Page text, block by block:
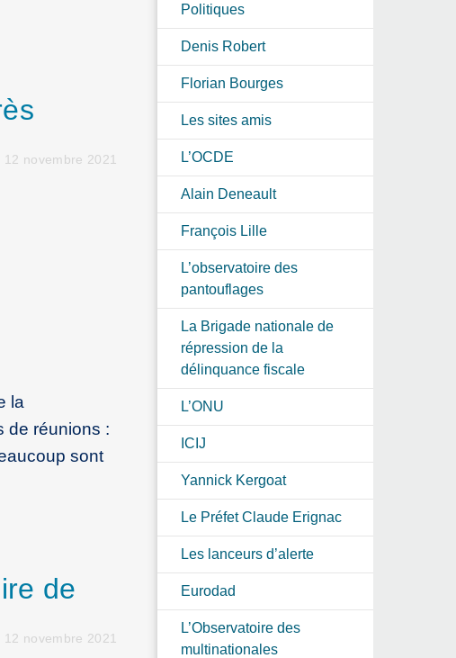
12 novembre 2021
la
de réunions :
sont
de
12 novembre 2021
Politiques
Denis Robert
Florian Bourges
Les sites amis
L’OCDE
Alain Deneault
François Lille
L’observatoire des
pantouflages
La Brigade nationale de
répression de la
délinquance fiscale
L’ONU
ICIJ
Yannick Kergoat
Le Préfet Claude Erignac
Les lanceurs d’alerte
Eurodad
L’Observatoire des
multinationales